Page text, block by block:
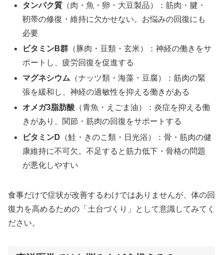
タンパク質 （肉・魚・卵・大豆製品）：筋肉・腱・
靭帯の修復・維持に欠かせない。お悩みの回復にも
必要
ビタミンB群 （豚肉・豆類・玄米）：神経の働きをサ
ポートし、疲労回復を促進する
マグネシウム （ナッツ類・海藻・豆腐）：筋肉の緊
張を緩和し、神経の過敏性を抑える働きがある
オメガ3脂肪酸 （青魚・えごま油）：炎症を抑える働
きがあり、関節・筋肉の回復をサポートする
ビタミンD （鮭・きのこ類・日光浴）：骨・筋肉の健
康維持に不可欠。不足すると筋力低下・骨格の問題
が悪化しやすい
食事だけで症状が改善するわけではありませんが、体の回
復力を高めるための「土台づくり」として意識してみてく
ださい。